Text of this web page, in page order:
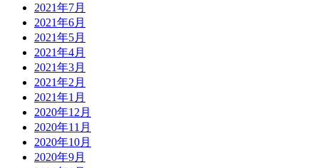
2021年7月
2021年6月
2021年5月
2021年4月
2021年3月
2021年2月
2021年1月
2020年12月
2020年11月
2020年10月
2020年9月